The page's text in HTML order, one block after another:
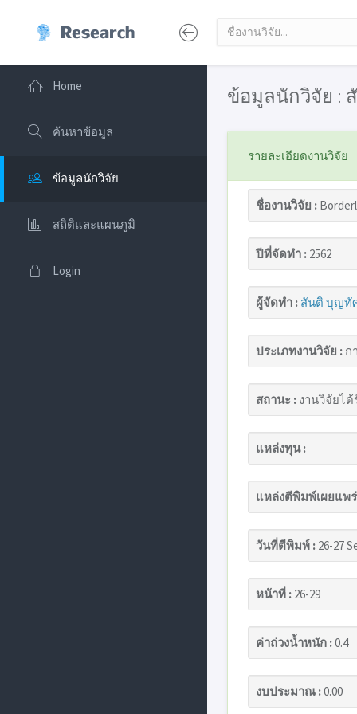
Home
ค้นหาข้อมูล
ข้อมูลนักวิจัย
สถิติและแผนภูมิ
Login
ข้อมูลนักวิจัย :
รายละเอียดงานวิจัย
ชื่องานวิจัย :
ปีที่จัดทำ : 2562
ผู้จัดทำ : สันติ บุญทั
ประเภทงานวิจัย : ก
สถานะ : งานวิจัยไ
แหล่งทุน :
แหล่งตีพิมพ์เผยแพ
วันที่ตีพิมพ์ : 26-27
หน้าที่ : 26-29
ค่าถ่วงน้ำหนัก :0.4
งบประมาณ :0.00